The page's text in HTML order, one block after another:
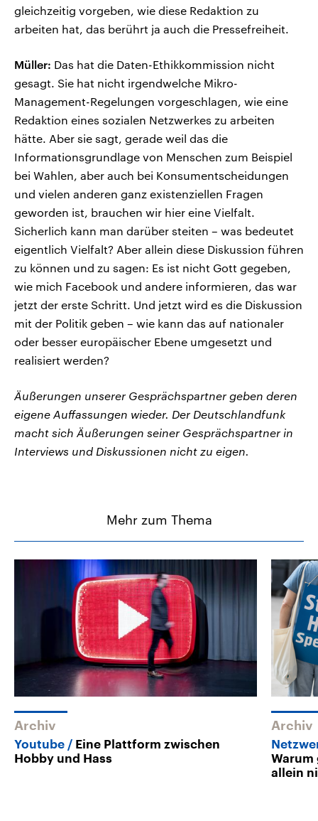
gleichzeitig vorgeben, wie diese Redaktion zu
arbeiten hat, das berührt ja auch die Pressefreiheit.
Müller: Das hat die Daten-Ethikkommission nicht
gesagt. Sie hat nicht irgendwelche Mikro-
Management-Regelungen vorgeschlagen, wie eine
Redaktion eines sozialen Netzwerkes zu arbeiten
hätte. Aber sie sagt, gerade weil das die
Informationsgrundlage von Menschen zum Beispiel
bei Wahlen, aber auch bei Konsumentscheidungen
und vielen anderen ganz existenziellen Fragen
geworden ist, brauchen wir hier eine Vielfalt.
Sicherlich kann man darüber steiten – was bedeutet
eigentlich Vielfalt? Aber allein diese Diskussion führen
zu können und zu sagen: Es ist nicht Gott gegeben,
wie mich Facebook und andere informieren, das war
jetzt der erste Schritt. Und jetzt wird es die Diskussion
mit der Politik geben – wie kann das auf nationaler
oder besser europäischer Ebene umgesetzt und
realisiert werden?
Äußerungen unserer Gesprächspartner geben deren
eigene Auffassungen wieder. Der Deutschlandfunk
macht sich Äußerungen seiner Gesprächspartner in
Interviews und Diskussionen nicht zu eigen.
Mehr zum Thema
Archiv
Youtube
Eine Plattform zwischen
Hobby und Hass
Archiv
Warum
allein